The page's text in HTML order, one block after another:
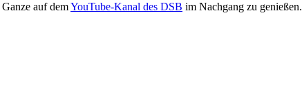
auf demYouTube-Kanal des DSB im Nachgang zu genießen.